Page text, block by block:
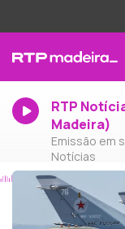
RTP
Madeira)
Emissão em
Notícias